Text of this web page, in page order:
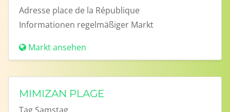
Adresse place de la République
Informationen regelmäßiger Markt
Markt ansehen
MIMIZAN PLAGE